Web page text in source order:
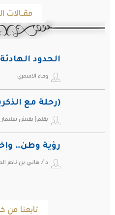
مقـالات
الحدود الهادئة
وفاء الاسمري
(رحلة مع
بقلم| بقيش
رؤية وطن…
د / هاني بن ناصر
تابعنا من